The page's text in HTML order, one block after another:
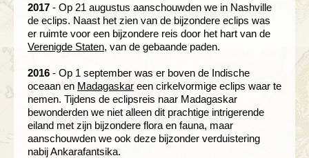
2017 - Op 21 augustus aanschouwden we in Nashville
de eclips. Naast het zien van de bijzondere eclips was
er ruimte voor een bijzondere reis door het hart van de
Verenigde Staten, van de gebaande paden.
2016 - Op 1 september was er boven de Indische
oceaan en Madagaskar een cirkelvormige eclips waar te
nemen. Tijdens de eclipsreis naar Madagaskar
bewonderden we niet alleen dit prachtige intrigerende
eiland met zijn bijzondere flora en fauna, maar
aanschouwden we ook deze bijzonder verduistering
nabij Ankarafantsika.